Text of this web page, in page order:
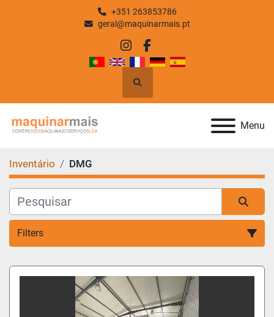
+351 263853786
geral@maquinarmais.pt
instagram
facebook
Pesquisar
Menu
Inventário DMG
Filters
Todas as Categorias
Organizar por